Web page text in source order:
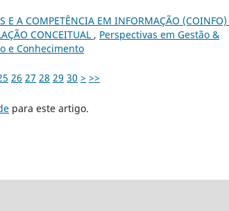
E A COMPETÊNCIA EM INFORMAÇÃO
CONCEITUAL , Perspectivas em Gestão &
e Conhecimento
26 27 28 29 30 > >>
para este artigo.